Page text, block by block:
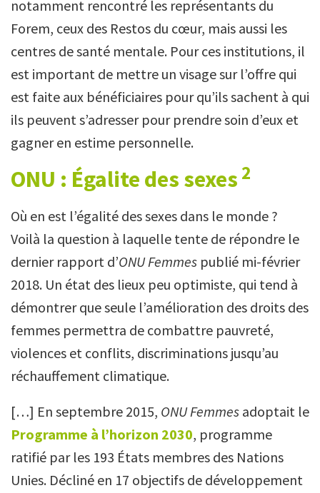
notamment rencontré les représentants du
Forem, ceux des Restos du cœur, mais aussi les
centres de santé mentale. Pour ces institutions, il
est important de mettre un visage sur l’offre qui
est faite aux bénéficiaires pour qu’ils sachent à qui
ils peuvent s’adresser pour prendre soin d’eux et
gagner en estime personnelle.
ONU : Égalite des sexes 2
Où en est l’égalité des sexes dans le monde ?
Voilà la question à laquelle tente de répondre le
dernier rapport d’ONU Femmes publié mi-février
2018. Un état des lieux peu optimiste, qui tend à
démontrer que seule l’amélioration des droits des
femmes permettra de combattre pauvreté,
violences et conflits, discriminations jusqu’au
réchauffement climatique.
[…] En septembre 2015, ONU Femmes adoptait le
Programme à l’horizon 2030, programme
ratifié par les 193 États membres des Nations
Unies. Décliné en 17 objectifs de développement